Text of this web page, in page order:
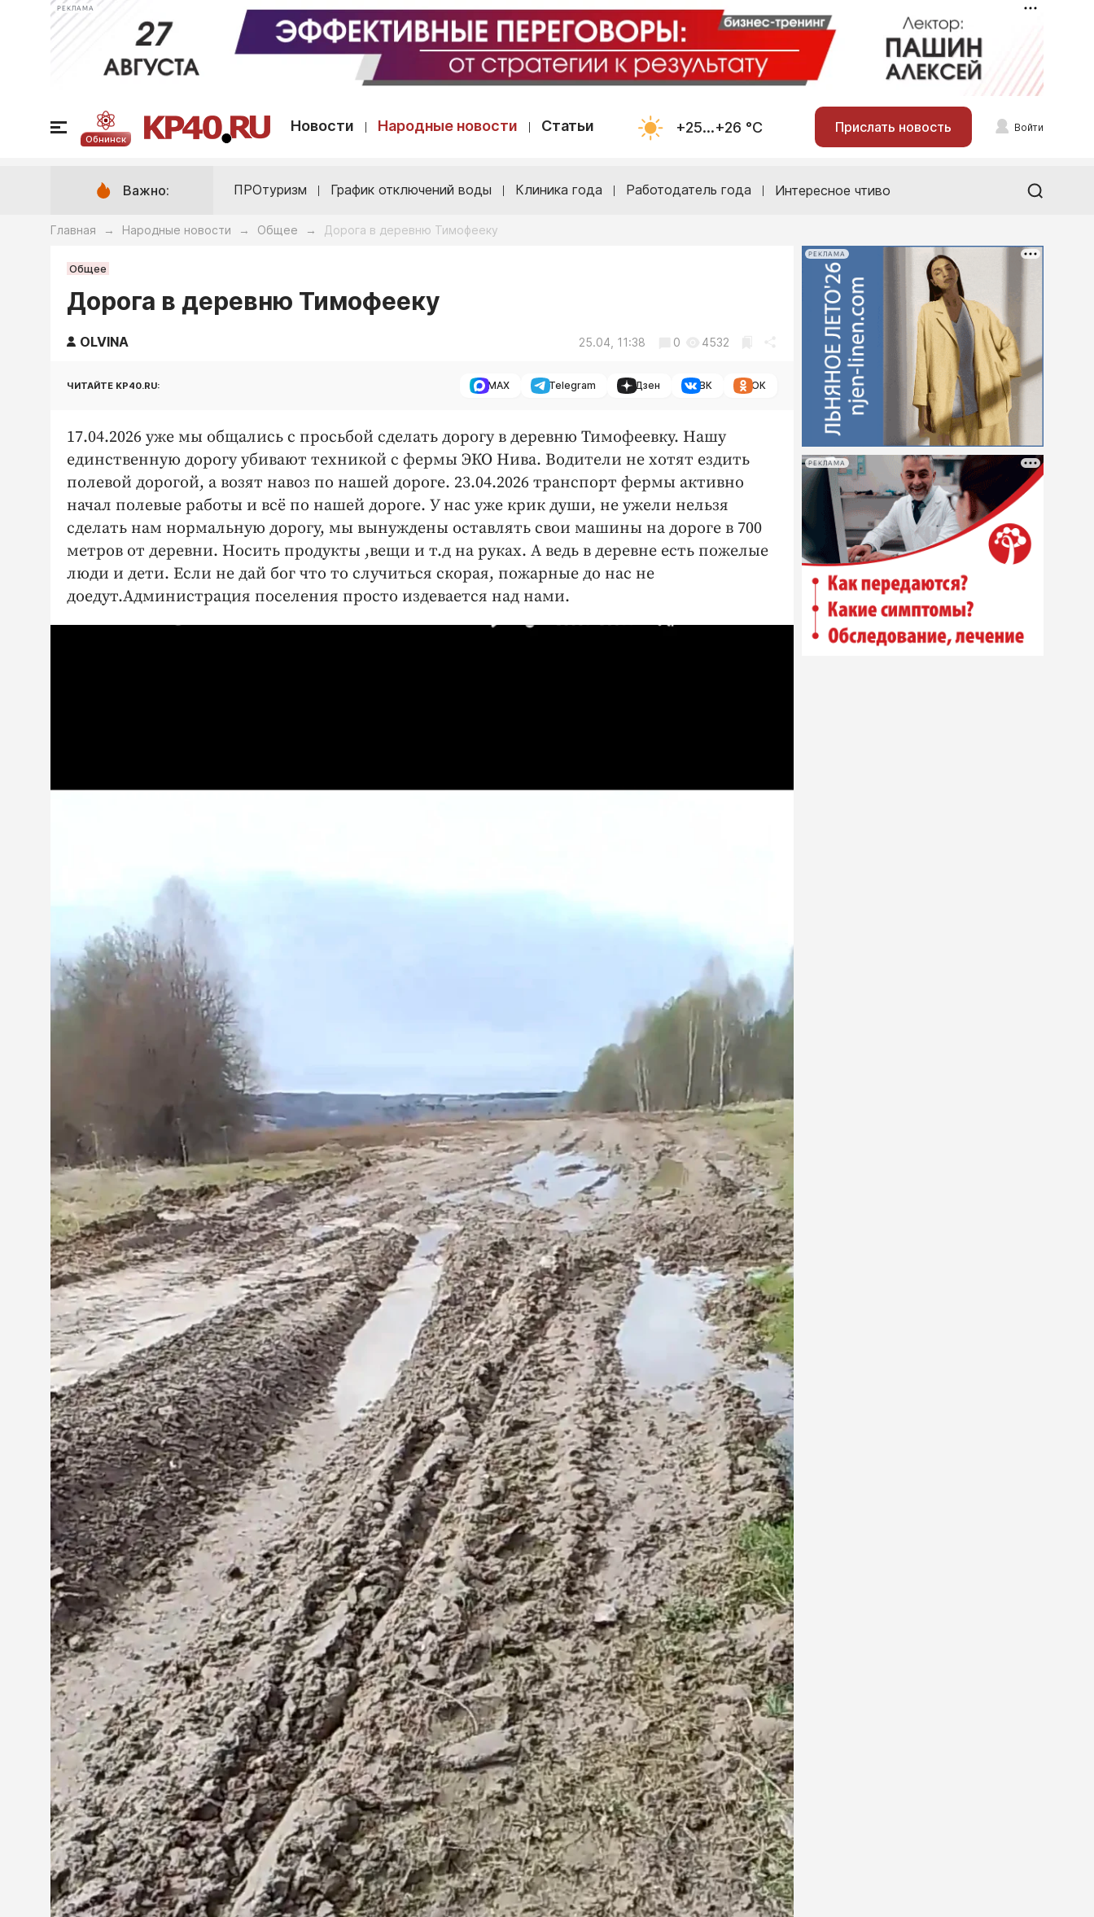
РЕКЛАМА
Обнинск
Новости Народные новости Статьи +25...+26 °С Прислать новость Войти
Важно: ПРОтуризм График отключений воды Клиника года Работодатель года Интересное чтиво
Главная → Народные новости → Общее → Дорога в деревню Тимофееку
Общее
Дорога в деревню Тимофееку
OLVINA 25.04, 11:38 0 4532
ЧИТАЙТЕ KP40.RU: MAX Telegram Дзен ВК ОК
17.04.2026 уже мы общались с просьбой сделать дорогу в деревню Тимофеевку. Нашу
единственную дорогу убивают техникой с фермы ЭКО Нива. Водители не хотят ездить
полевой дорогой, а возят навоз по нашей дороге. 23.04.2026 транспорт фермы активно
начал полевые работы и всё по нашей дороге. У нас уже крик души, не ужели нельзя
сделать нам нормальную дорогу, мы вынуждены оставлять свои машины на дороге в 700
метров от деревни. Носить продукты ,вещи и т.д на руках. А ведь в деревне есть пожелые
люди и дети. Если не дай бог что то случиться скорая, пожарные до нас не
доедут.Администрация поселения просто издевается над нами.
РЕКЛАМА
РЕКЛАМА